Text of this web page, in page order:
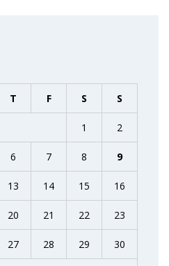
T F S S
1 2
6 7 8 9
13 14 15 16
20 21 22 23
27 28 29 30